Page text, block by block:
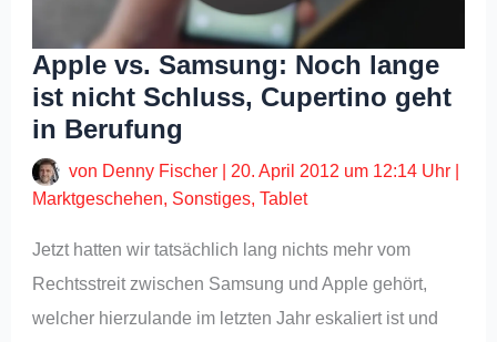
Apple vs. Samsung: Noch lange
ist nicht Schluss, Cupertino geht
in Berufung
von Denny Fischer 20. April 2012 um 12:14 Uhr
Marktgeschehen, Sonstiges,Tablet
Jetzt hatten wir tatsächlich lang nichts mehr vom
Rechtsstreit zwischen Samsung und Apple gehört,
welcher hierzulande im letzten Jahr eskaliert ist und